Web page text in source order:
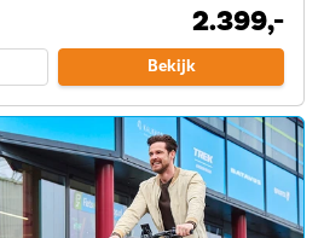
2.399,-
Bekijk